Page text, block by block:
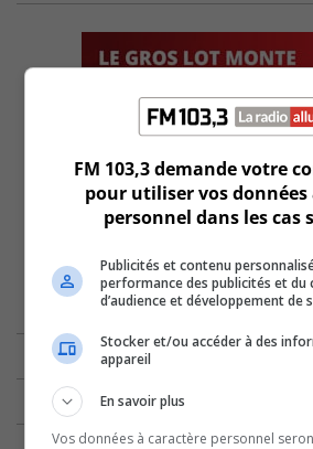
FM 103,3 demande votre
pour utiliser vos données
personnel dans les cas
Publicités et contenu
performance des publicités et du
d’audience et développement de
Stocker et/ou accéder à des
appareil
En savoir plus
Vos données à caractère personnel